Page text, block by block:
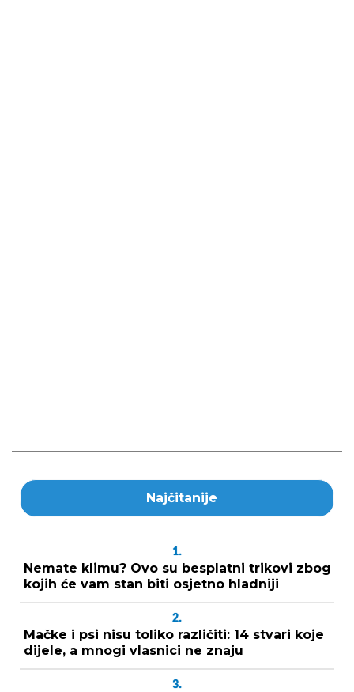
Najčitanije
1.
Nemate klimu? Ovo su besplatni trikovi zbog
kojih će vam stan biti osjetno hladniji
2.
Mačke i psi nisu toliko različiti: 14 stvari koje
dijele, a mnogi vlasnici ne znaju
3.